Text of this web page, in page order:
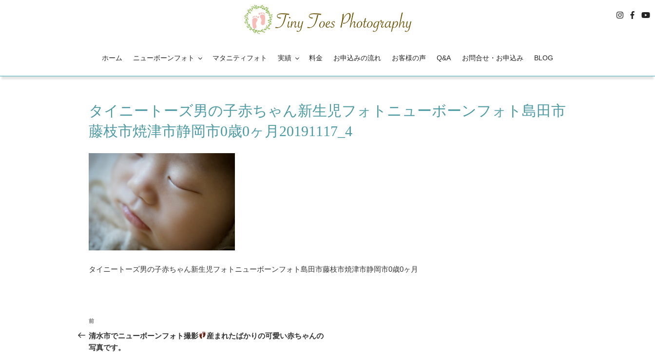
ス
ホーム ニューボーンフォト マタニティフォト 実績 料金 お申込みの流れ お客様の声 Q&A お問合せ・お申込み BLOG
タイニートーズ男の子赤ちゃん新生児フォトニューボーンフォト島田市
藤枝市焼津市静岡市0歳0ヶ月20191117_4
タイニートーズ男の子赤ちゃん新生児フォトニューボーンフォト島田市藤枝市焼津市静岡市0歳0ヶ月
投
稿
ナ
過
去
の
前
清水市でニューボーンフォト撮影
産まれたばかりの可愛い赤ちゃんの
写真です。